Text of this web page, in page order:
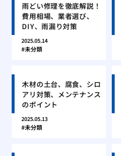
雨どい修理を徹底解説！
費用相場、業者選び、
DIY、雨漏り対策
2025.05.14
未分類
木材の土台、腐食、シロ
アリ対策、メンテナンス
のポイント
2025.05.13
未分類